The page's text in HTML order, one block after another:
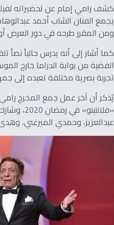
كشف رامي إمام عن تحضيراته
يجمع الفنان الشاب أحمد
ومن المقرر طرحه في دور العرض
كما أشار إلى أنه يدرس حالياً نصاً
الفضية من بوابة الدراما خارج
تجربة بصرية مختلفة تعيده إلى
يُذكر أن آخر عمل جمع المخرج
عبدالعزيز، وحمدي الميرغني،